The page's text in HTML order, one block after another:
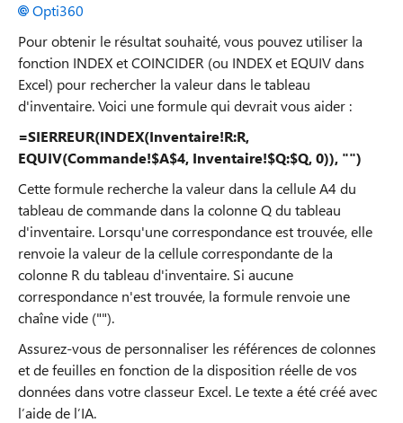
Opti360
Pour obtenir le résultat souhaité, vous pouvez utiliser la
fonction INDEX et COINCIDER (ou INDEX et EQUIV dans
Excel) pour rechercher la valeur dans le tableau
d'inventaire. Voici une formule qui devrait vous aider :
=SIERREUR(INDEX(Inventaire!R:R,
EQUIV(Commande!$A$4, Inventaire!$Q:$Q, 0)), "")
Cette formule recherche la valeur dans la cellule A4 du
tableau de commande dans la colonne Q du tableau
d'inventaire. Lorsqu'une correspondance est trouvée, elle
renvoie la valeur de la cellule correspondante de la
colonne R du tableau d'inventaire. Si aucune
correspondance n'est trouvée, la formule renvoie une
chaîne vide ("").
Assurez-vous de personnaliser les références de colonnes
et de feuilles en fonction de la disposition réelle de vos
données dans votre classeur Excel. Le texte a été créé avec
l’aide de l’IA.